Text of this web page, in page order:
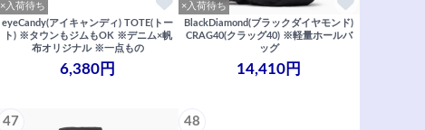
×入荷待ち
eyeCandy(アイキャンディ) TOTE(トー
ト) ※タウンもジムもOK ※デニム×帆
布オリジナル ※一点もの
6,380円
×入荷待ち
BlackDiamond(ブラックダイヤモンド)
CRAG40(クラッグ40) ※軽量ホールバ
ッグ
14,410円
47 48